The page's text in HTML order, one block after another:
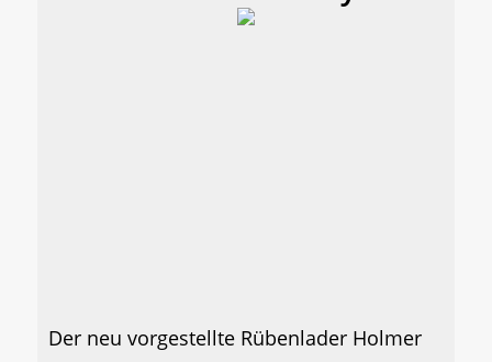
Der neu vorgestellte Rübenlader Holmer